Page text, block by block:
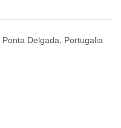
Ponta Delgada, Portugalia